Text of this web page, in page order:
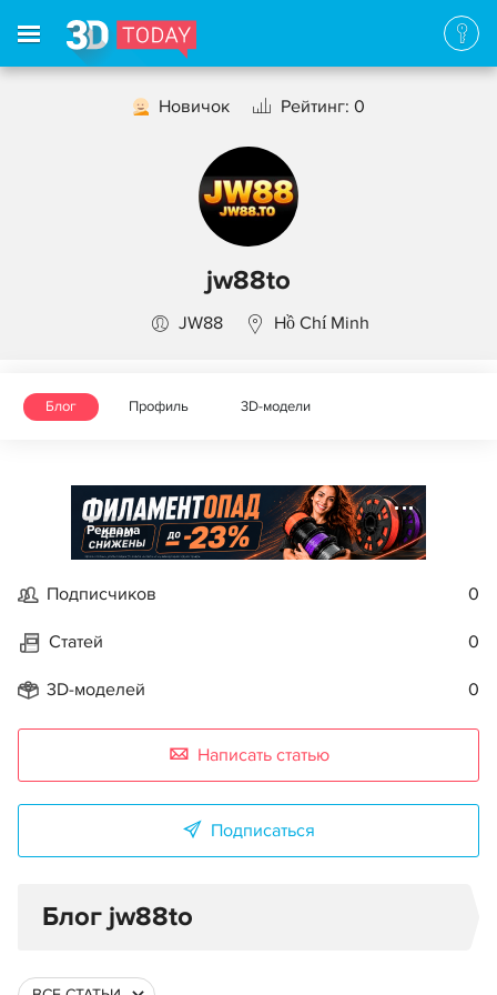
Новичок Рейтинг: 0
jw88to
JW88 Hồ Chí Minh
Блог Профиль 3D-модели
Реклама
Подписчиков 0
Статей 0
3D-моделей 0
Написать статью
Подписаться
Блог jw88to